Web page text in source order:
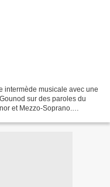
intermède musicale avec une
sur des paroles du
et Mezzo-Soprano.